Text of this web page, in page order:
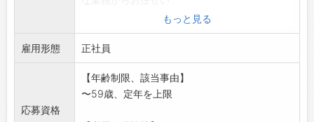
たします。先輩がマンツーマンで指導しますの
で、安心してスター
トできます。
<内容>
〇経理データの入力、作成
〇入出金管理、支払・振込データの作成
もっと見る
雇用形態 正社員
応募資格
【年齢制限、該当事由】
〜59歳、定年を上限